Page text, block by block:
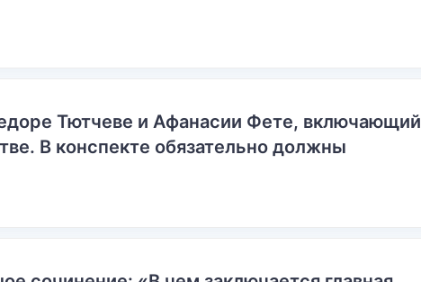
Тютчеве и Афанасии Фете, включающий
В конспекте обязательно должны